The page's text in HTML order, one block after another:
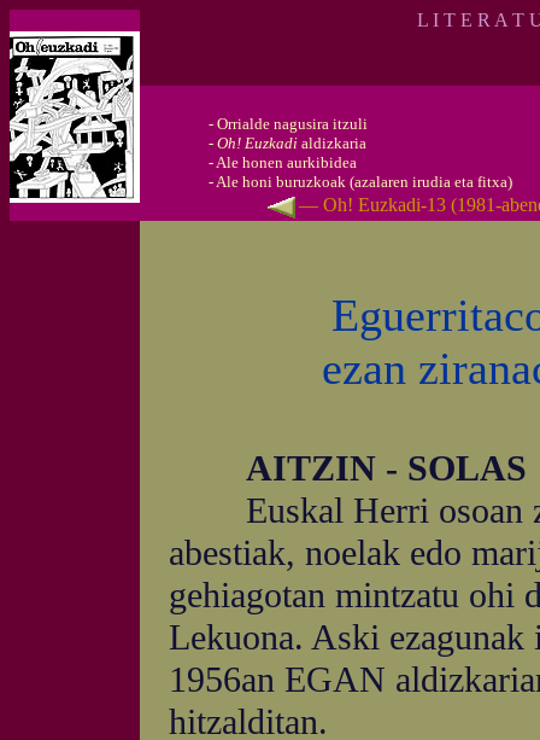
L I T E R A T
- Orrialde nagusira itzuli
- Oh! Euzkadi aldizkaria
-Ale honen aurkibidea
-Ale honi buruzkoak (azalaren irudia eta fitxa)
— Oh! Euzkadi-13 (1981-
ezan
AITZIN - SOLAS
Euskal Herri osoan
abestiak, noelak edo
gehiagotan mintzatu ohi
Lekuona. Aski ezagunak
1956an EGAN
hitzalditan.